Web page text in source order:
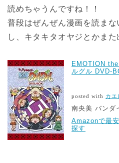
読めちゃうんですね！！
普段はぜんぜん漫画を読ま
し、キタキタオヤジとかまた
EMOTION
ルグル DVD-
posted with カエ
南央美 バンダ
Amazonで最
探す